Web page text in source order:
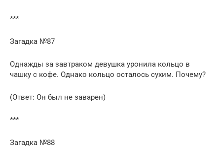
***
Загадка №87
Однажды за завтраком девушка уронила кольцо в
чашку с кофе. Однако кольцо осталось сухим. Почему?
(Ответ: Он был не заварен)
***
Загадка №88